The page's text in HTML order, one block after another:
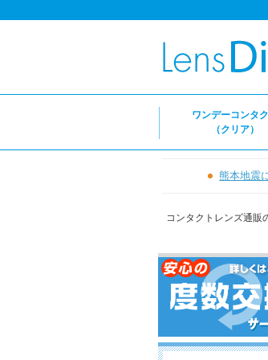
ワンデーコンタ
（クリア）
熊本地震
コンタクトレンズ通販